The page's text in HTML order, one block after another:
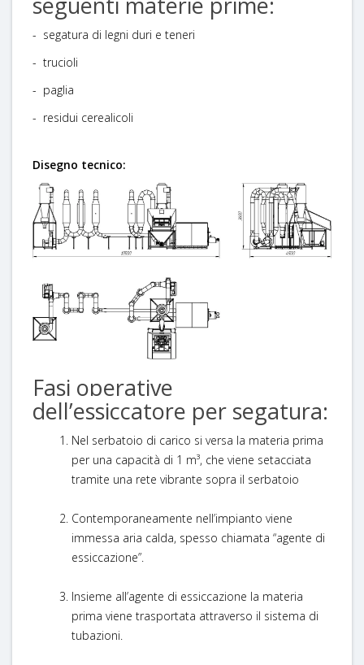
- segatura di legni duri e teneri
- trucioli
- paglia
- residui cerealicoli
Disegno tecnico:
Fasi operative
dell’essiccatore per segatura:
Nel serbatoio di carico si versa la materia prima
per una capacità di 1 m³, che viene setacciata
tramite una rete vibrante sopra il serbatoio
Contemporaneamente nell’impianto viene
immessa aria calda, spesso chiamata “agente di
essiccazione”.
Insieme all’agente di essiccazione la materia
prima viene trasportata attraverso il sistema di
tubazioni.